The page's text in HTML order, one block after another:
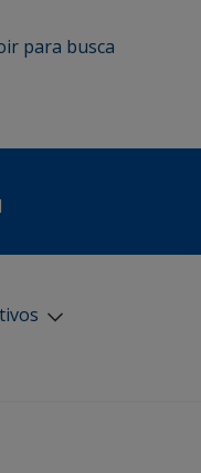
ir para busca